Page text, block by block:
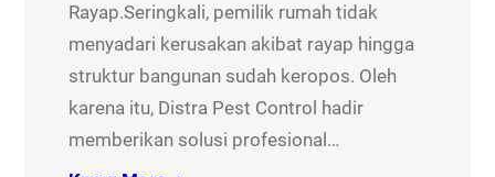
Rayap.Seringkali, pemilik rumah tidak
menyadari kerusakan akibat rayap hingga
struktur bangunan sudah keropos. Oleh
karena itu, Distra Pest Control hadir
memberikan solusi profesional…